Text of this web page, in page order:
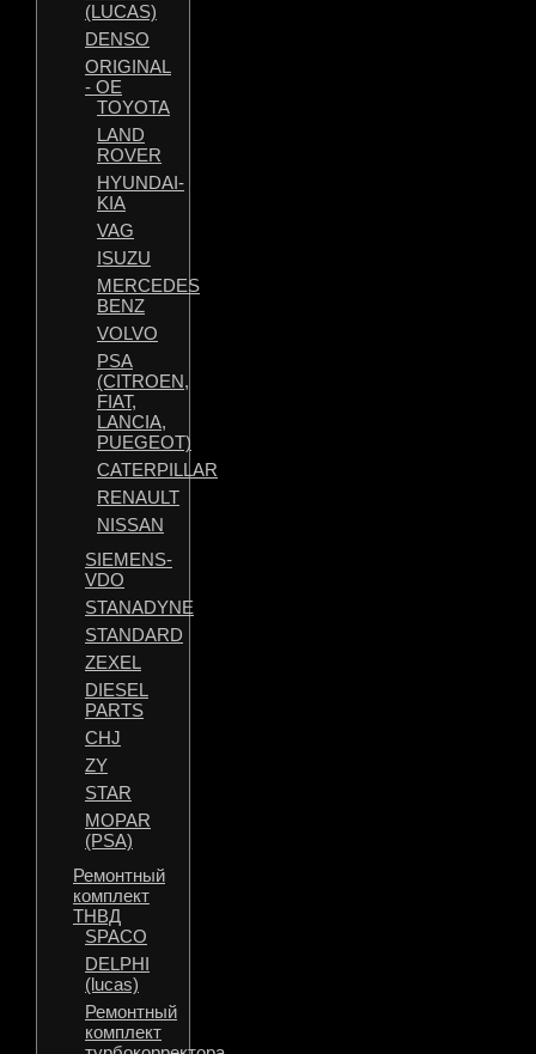
(LUCAS)
DENSO
ORIGINAL
- OE
TOYOTA
LAND
ROVER
HYUNDAI-
KIA
VAG
ISUZU
MERCEDES
BENZ
VOLVO
PSA
(CITROEN,
FIAT,
LANCIA,
PUEGEOT)
CATERPILLAR
RENAULT
NISSAN
SIEMENS-
VDO
STANADYNE
STANDARD
ZEXEL
DIESEL
PARTS
CHJ
ZY
STAR
MOPAR
(PSA)
Ремонтный
комплект
ТНВД
SPACO
DELPHI
(lucas)
Ремонтный
комплект